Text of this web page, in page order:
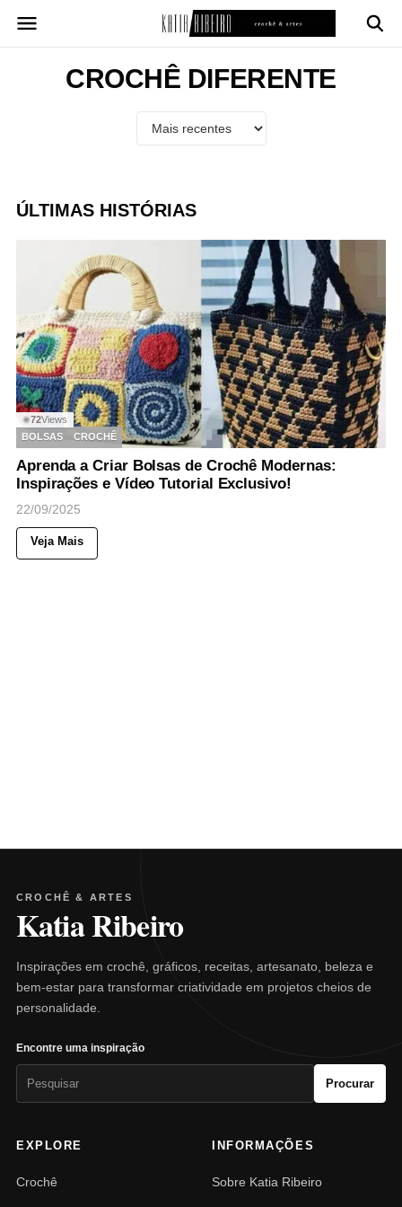
para
CROCHÊ DIFERENTE
ÚLTIMAS HISTÓRIAS
◉72Views
BOLSAS
CROCHÊ
Aprenda a Criar Bolsas de Crochê Modernas:
Inspirações e Vídeo Tutorial Exclusivo!
22/09/2025
Veja Mais
CROCHÊ & ARTES
Katia Ribeiro
Inspirações em crochê, gráficos, receitas, artesanato, beleza e
bem-estar para transformar criatividade em projetos cheios de
personalidade.
Encontre uma inspiração
Procurar
EXPLORE
Crochê
INFORMAÇÕES
Sobre Katia Ribeiro